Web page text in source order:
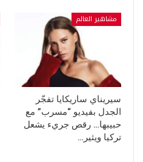
مشاهير العالم
سيريناي ساريكايا تفجّر
الجدل بفيديو “مسرب” مع
حبيبها… رقص جريء يشعل
تركيا ويثير…